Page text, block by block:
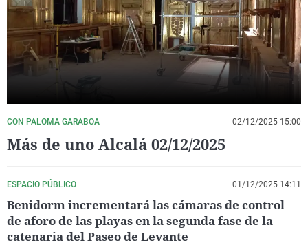
La rosa de los vientos
Gente viajera
Como el perro y el
Caso
Retornados
Equipo de
Operación Viuda
Extremadura
Galicia
La Rioja
Navarra
País Vasco
Virales
Televisión
Elecciones
CON PALOMA GARABOA 02/12/2025 15:00
Más de uno Alcalá 02/12/2025
ESPACIO PÚBLICO 01/12/2025 14:11
Benidorm incrementará las cámaras de control
de aforo de las playas en la segunda fase de la
catenaria del Paseo de Levante